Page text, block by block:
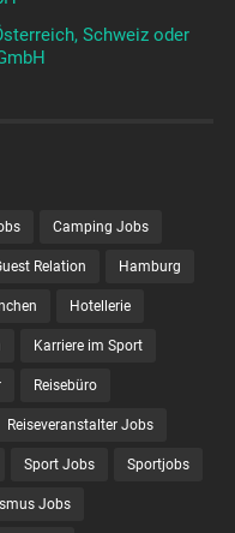
Schweiz oder
Camping Jobs
Relation Hamburg
Hotellerie
Karriere im Sport
Reisebüro
Reiseveranstalter Jobs
Sport Jobs Sportjobs
Jobs